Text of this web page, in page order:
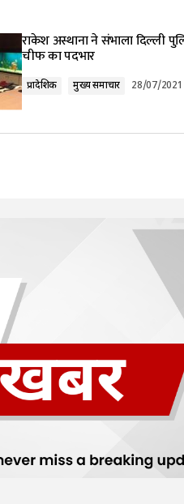
राकेश अस्थाना ने संभाला दिल्ली
चीफ का पदभार
प्रादेशिक मुख्य समाचार 28/07/2021